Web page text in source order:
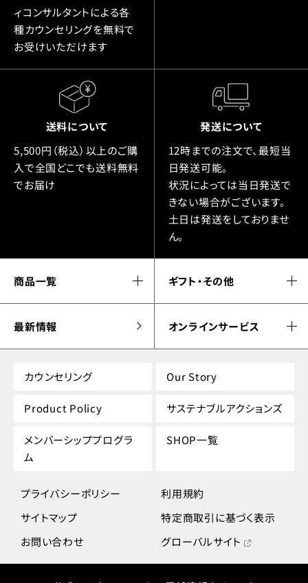
ィコンサルタントによる各
種カウンセリングを無料で
お受けいただけます
送料について
5,500円（税込）以上のご購
入で全国どこでも送料無料
でお届け
発送について
12時までの注文で、最短当
日発送可能。
状況によっては当日発送で
きない場合がございます。
土日は発送をしておりませ
ん。
商品一覧 ギフト・その他
最新情報 オンラインサービス
カウンセリング Our Story
Product Policy サステナブルアクションズ
メンバーシッププログラ
ム
SHOP一覧
プライバシーポリシー
利用規約
サイトマップ
特定商取引に基づく表示
お問い合わせ
グローバルサイト